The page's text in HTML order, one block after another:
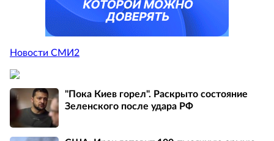
Новости СМИ2
"Пока Киев горел". Раскрыто состояние
Зеленского после удара РФ